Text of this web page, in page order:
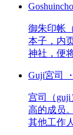
Goshuincho
御朱印帐
本子，内
神社，便
Guji宮司
宫司（
高的成员
其他工作